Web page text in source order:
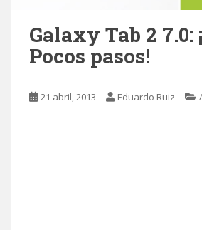
Galaxy Tab 2 7.0:
Pocos pasos!
21 abril, 2013 Eduardo Ruiz